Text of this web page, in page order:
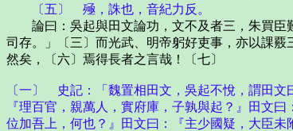
〔五〕 殛，誅也，音紀力反。
論曰：吳起與田文論功，文不及者三，朱買臣
司存。」〔三〕而光武、明帝躬好吏事，亦以課
然矣，〔六〕焉得長者之言哉！〔七〕
〔一〕 史記：「魏置相田文，吳起不悅，謂田文
『理百官，親萬人，實府庫，子孰與起？』田文
位加吾上，何也？』田文曰：『主少國疑，大臣